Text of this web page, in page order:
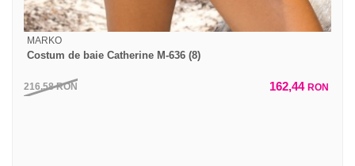
MARKO
Costum de baie Catherine M-636 (8)
216,58RON 162,44 RON